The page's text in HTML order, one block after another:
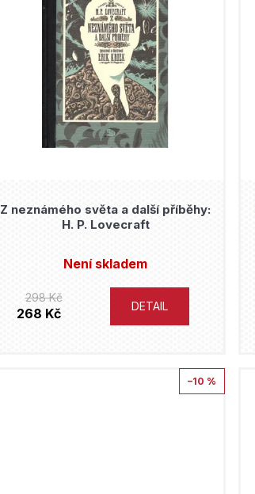
kkZ neznámého světa a další příběhy:
H. P. Lovecraft
Není skladem
298 Kč
268 Kč DETAIL
–10 %